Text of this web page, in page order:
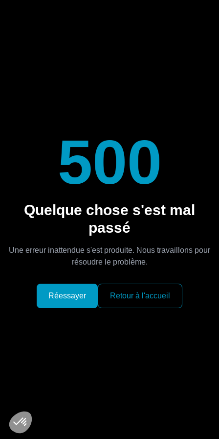
500
Quelque chose s'est mal
passé
Une erreur inattendue s'est produite. Nous travaillons pour
résoudre le problème.
Réessayer Retour à l'accueil